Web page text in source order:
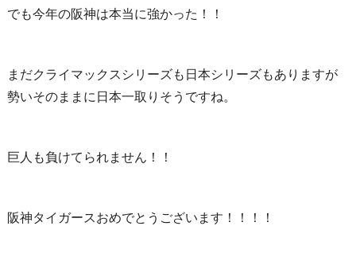
でも今年の阪神は本当に強かった！！
まだクライマックスシリーズも日本シリーズもありますが
勢いそのままに日本一取りそうですね。
巨人も負けてられません！！
阪神タイガースおめでとうございます！！！！